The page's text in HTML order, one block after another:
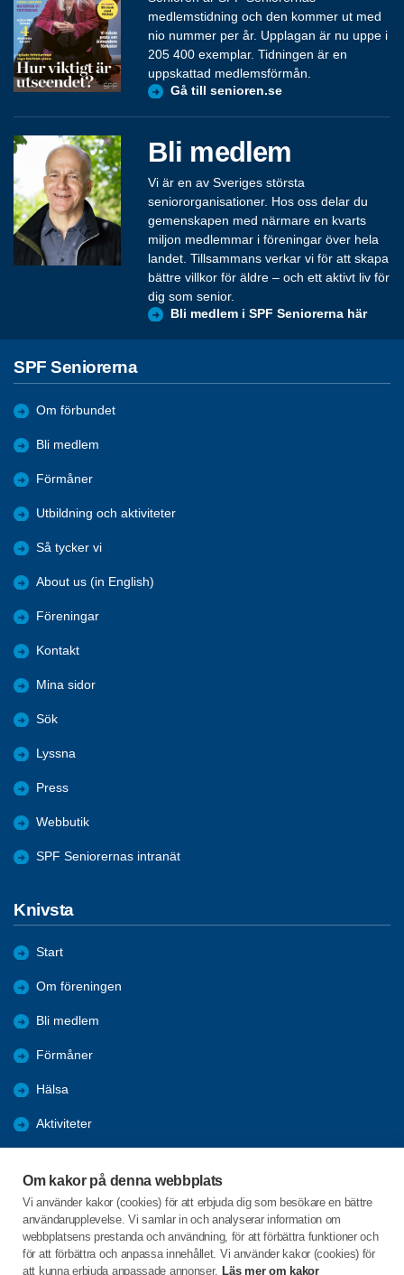
Om kakor på denna webbplats
Vi använder kakor (cookies) för att erbjuda dig som besökare en bättre
användarupplevelse. Vi samlar in och analyserar information om
webbplatsens prestanda och användning, för att förbättra funktioner och
för att förbättra och anpassa innehållet. Vi använder kakor (cookies) för
att kunna erbjuda anpassade annonser. Läs mer om kakor
medlemstidning och den kommer ut med
nio nummer per år. Upplagan är nu uppe i
205 400 exemplar. Tidningen är en
uppskattad medlemsförmån.
Gå till senioren.se
Bli medlem
Vi är en av Sveriges största
seniororganisationer. Hos oss delar du
gemenskapen med närmare en kvarts
miljon medlemmar i föreningar över hela
landet. Tillsammans verkar vi för att skapa
bättre villkor för äldre – och ett aktivt liv för
dig som senior.
Bli medlem i SPF Seniorerna här
SPF Seniorerna
Om förbundet
Bli medlem
Förmåner
Utbildning och aktiviteter
Så tycker vi
About us (in English)
Föreningar
Kontakt
Mina sidor
Sök
Lyssna
Press
Webbutik
SPF Seniorernas intranät
Knivsta
Start
Om föreningen
Bli medlem
Förmåner
Hälsa
Aktiviteter
Bildgalleri
Nyheter